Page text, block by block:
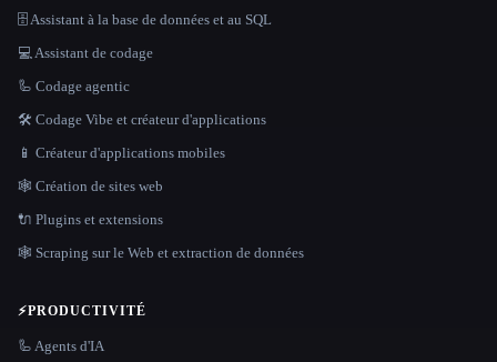
🗄️ Assistant à la base de données et au SQL
💻 Assistant de codage
🦾 Codage agentic
🛠️ Codage Vibe et créateur d'applications
📱 Créateur d'applications mobiles
🕸 Création de sites web
🔌 Plugins et extensions
🕸️ Scraping sur le Web et extraction de données
⚡PRODUCTIVITÉ
🦾 Agents d'IA